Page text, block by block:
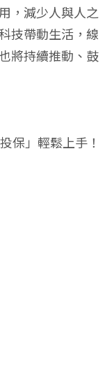
，減少人與人之
技帶動生活，線
將持續推動、鼓
保」輕鬆上手！